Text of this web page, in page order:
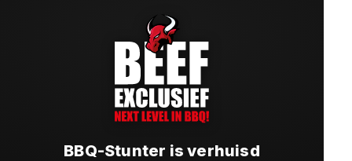
BBQ-Stunter is verhuisd